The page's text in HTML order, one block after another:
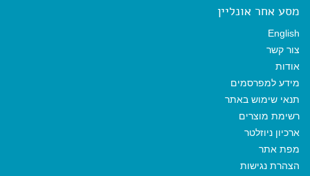
מסע אחר אונליין
English
צור קשר
אודות
מידע למפרסמים
תנאי שימוש באתר
רשימת מוצרים
ארכיון ניוזלטר
מפת אתר
הצהרת נגישות